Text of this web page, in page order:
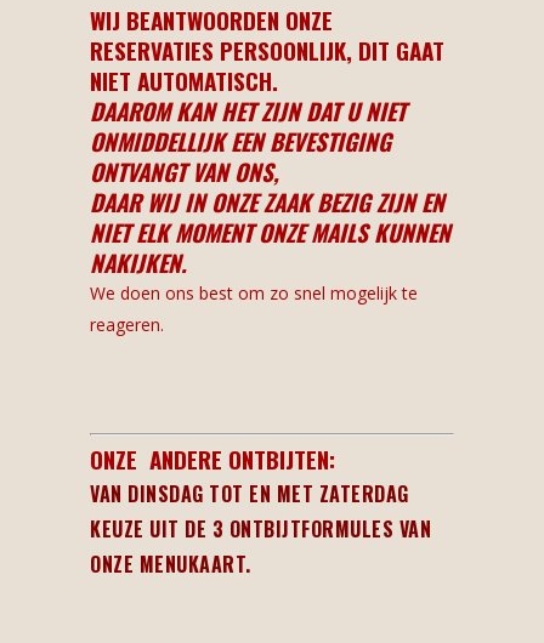
WIJ BEANTWOORDEN ONZE
RESERVATIES PERSOONLIJK, DIT GAAT
NIET AUTOMATISCH.
DAAROM KAN HET ZIJN DAT U NIET
ONMIDDELLIJK EEN BEVESTIGING
ONTVANGT VAN ONS,
DAAR WIJ IN ONZE ZAAK BEZIG ZIJN EN
NIET ELK MOMENT ONZE MAILS KUNNEN
NAKIJKEN.
We doen ons best om zo snel mogelijk te
reageren.
ONZE ANDERE ONTBIJTEN:
VAN DINSDAG TOT EN MET ZATERDAG
KEUZE UIT DE 3 ONTBIJTFORMULES VAN
ONZE MENUKAART.